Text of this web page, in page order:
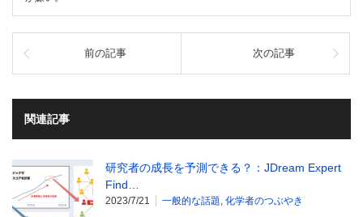
前の記事 次の記事
関連記事
研究者の成長を予測できる？：JDream Expert
Find…
2023/7/21 一般的な話題 化学者のつぶやき